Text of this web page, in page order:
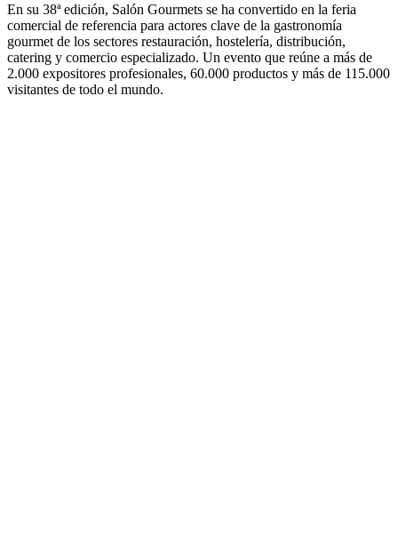
En su 38ª edición, Salón Gourmets se ha convertido en la feria
comercial de referencia para actores clave de la gastronomía
gourmet de los sectores restauración, hostelería, distribución,
catering y comercio especializado. Un evento que reúne a más de
2.000 expositores profesionales, 60.000 productos y más de 115.000
visitantes de todo el mundo.